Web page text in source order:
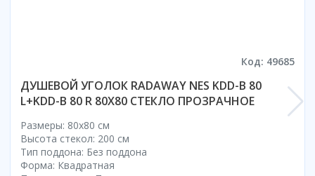
Код: 49685
ДУШЕВОЙ УГОЛОК RADAWAY NES KDD-B 80
L+KDD-B 80 R 80X80 СТЕКЛО ПРОЗРАЧНОЕ
Размеры: 80x80 cм
Высота стекол: 200 см
Тип поддона: Без поддона
Форма: Квадратная